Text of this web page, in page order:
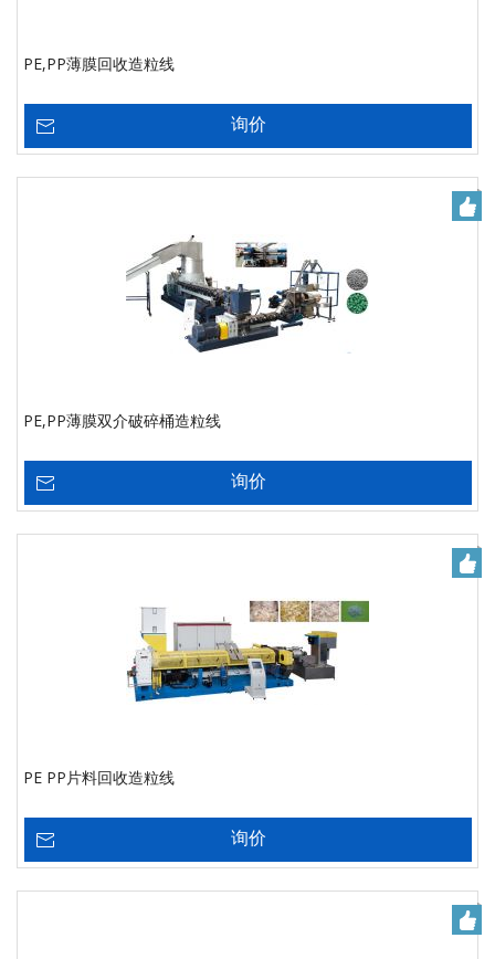
PE,PP薄膜回收造粒线
询价
PE,PP薄膜双介破碎桶造粒线
询价
PE PP片料回收造粒线
询价